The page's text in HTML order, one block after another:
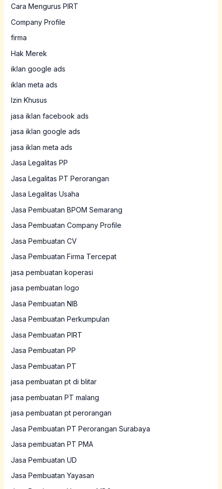
Cara Mengurus PIRT
Company Profile
firma
Hak Merek
iklan google ads
iklan meta ads
Izin Khusus
jasa iklan facebook ads
jasa iklan google ads
jasa iklan meta ads
Jasa Legalitas PP
Jasa Legalitas PT Perorangan
Jasa Legalitas Usaha
Jasa Pembuatan BPOM Semarang
Jasa Pembuatan Company Profile
Jasa Pembuatan CV
Jasa Pembuatan Firma Tercepat
jasa pembuatan koperasi
jasa pembuatan logo
Jasa Pembuatan NIB
Jasa Pembuatan Perkumpulan
Jasa Pembuatan PIRT
Jasa Pembuatan PP
Jasa Pembuatan PT
jasa pembuatan pt di blitar
jasa pembuatan PT malang
jasa pembuatan pt perorangan
Jasa Pembuatan PT Perorangan Surabaya
Jasa pembuatan PT PMA
Jasa Pembuatan UD
Jasa Pembuatan Yayasan